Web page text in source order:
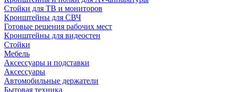
Стойки для ТВ и мониторов
Кронштейны для СВЧ
Готовые решения рабочих мест
Кронштейны для видеостен
Стойки
Мебель
Аксессуары и подставки
Аксессуары
Автомобильные держатели
Бытовая техника